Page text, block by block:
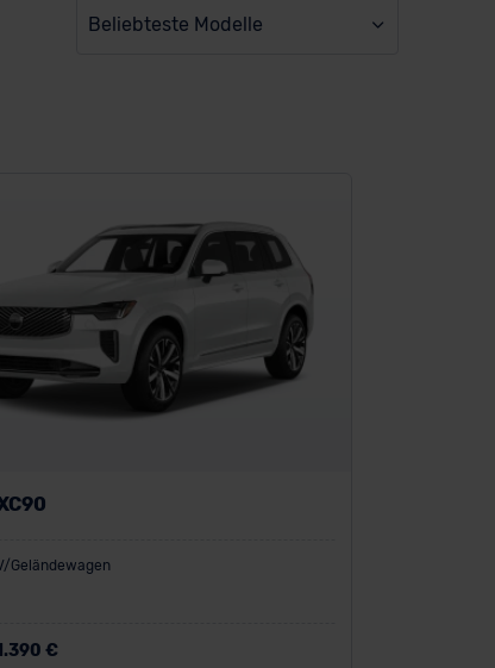
Beliebteste Modelle
Geländewagen
€